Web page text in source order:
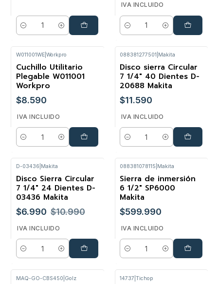
Cantidad
IVA INCLUIDO
Cantidad
W011001WE| Workpro
Cuchillo Utilitario
Plegable W011001
Workpro
$8.590
IVA INCLUIDO
Cantidad
088381277501 Makita
Disco sierra Circular
7 1/4" 40 Dientes D-
20688 Makita
$11.590
IVA INCLUIDO
Cantidad
-36%
D-03436 Makita
Disco Sierra Circular
7 1/4" 24 Dientes D-
03436 Makita
$6.990 $10.990
IVA INCLUIDO
Cantidad
088381078115 Makita
Sierra de inmersión
6 1/2" SP6000
Makita
$599.990
IVA INCLUIDO
Cantidad
MAQ-GO-CBS450 Golz 14737 Tichop